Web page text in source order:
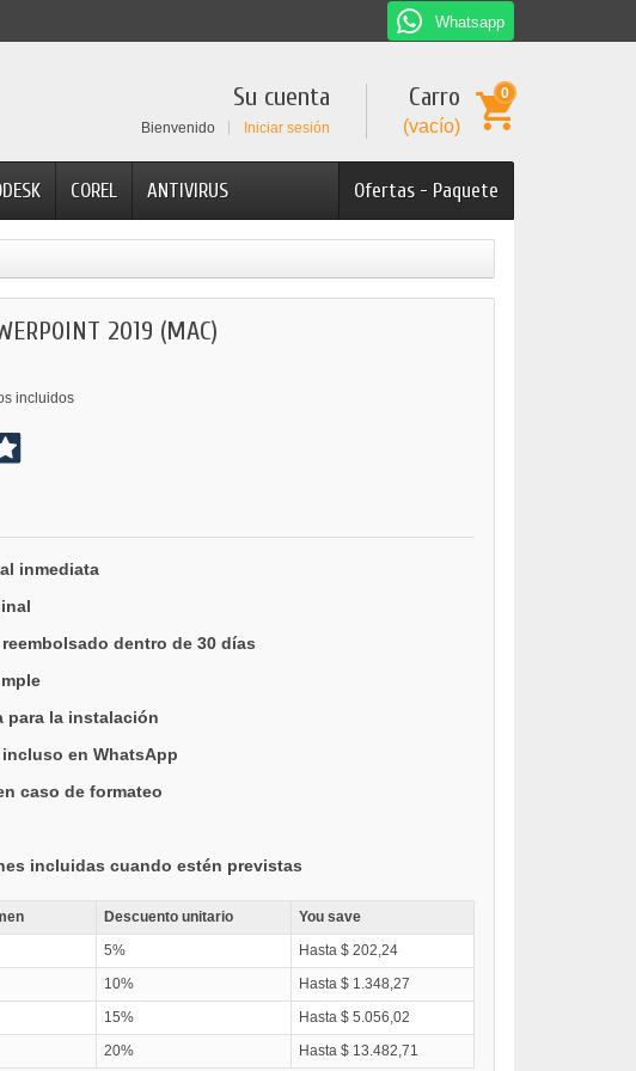
Whatsapp
Carro
(vacío)
0
Su cuenta
Bienvenido Iniciar sesión
Ofertas - Paquete
COREL ANTIVIRUS
2019 (MAC)
incluidos
inmediata
dentro de 30 días
para la instalación
en WhatsApp
caso de formateo
incluidas cuando estén previstas
Descuento unitario
You save
5%
Hasta $ 202,24
10%
Hasta $ 1.348,27
15%
Hasta $ 5.056,02
20% Hasta $ 13.482,71